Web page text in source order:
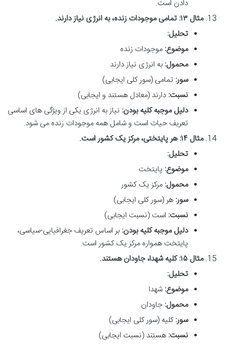
دادن است.
مثال ۱۳: تمامی موجودات زنده، به انرژی نیاز دارند.
تحلیل:
موضوع: موجودات زنده
محمول: به انرژی نیاز دارند
سور: تمامی (سور کلی ایجابی)
نسبت: دارند (معادل هستند و ایجابی)
دلیل موجبه کلیه بودن: نیاز به انرژی یکی از ویژگی های اساسی
تعریف حیات است و شامل همه موجودات زنده می شود.
مثال ۱۴: هر پایتختی، مرکز یک کشور است.
تحلیل:
موضوع: پایتخت
محمول: مرکز یک کشور
سور: هر (سور کلی ایجابی)
نسبت: است (نسبت ایجابی)
دلیل موجبه کلیه بودن: بر اساس تعریف جغرافیایی-سیاسی،
پایتخت همواره مرکز یک کشور است.
مثال ۱۵: کلیه شهدا، جاودان هستند.
تحلیل:
موضوع: شهدا
محمول: جاودان
سور:کلیه (سور کلی ایجابی)
نسبت: هستند (نسبت ایجابی)